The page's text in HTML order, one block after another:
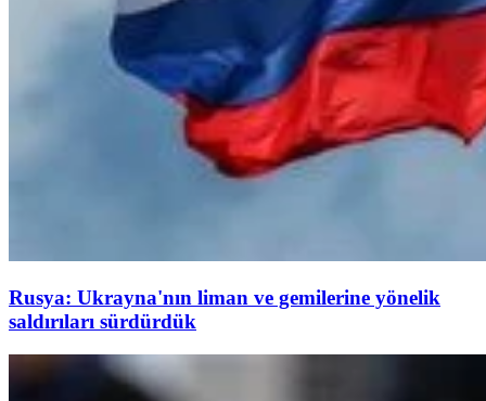
Rusya: Ukrayna'nın liman ve gemilerine yönelik
saldırıları sürdürdük